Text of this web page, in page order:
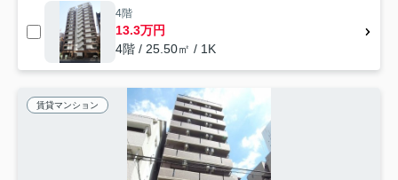
4階
13.3万円
4階 / 25.50㎡ / 1K
賃貸マンション